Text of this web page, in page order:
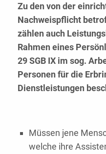
Zu den von der
Nachweispflicht
zählen auch
Rahmen eines
29 SGB IX im sog.
Personen für die
Dienstleistungen
Müssen jene
welche ihre